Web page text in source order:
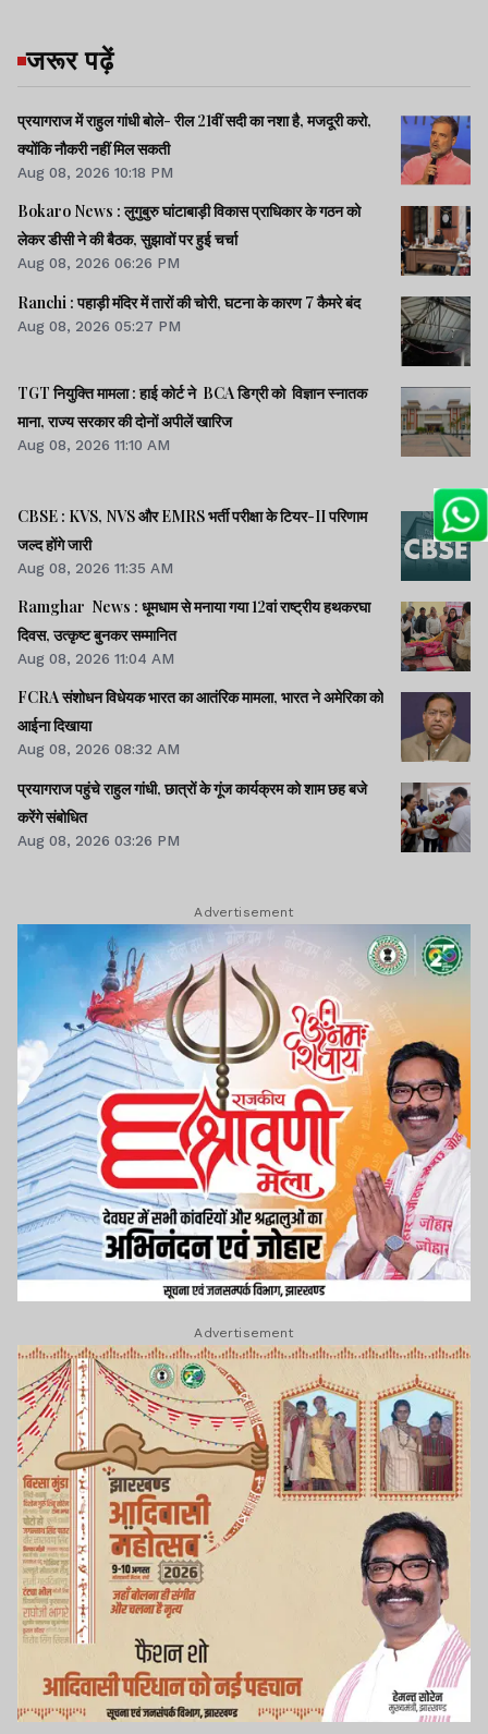
जरूर पढ़ें
प्रयागराज में राहुल गांधी बोले- रील 21वीं सदी का नशा है, मजदूरी करो,
क्योंकि नौकरी नहीं मिल सकती
Aug 08, 2026 10:18 PM
Bokaro News : लुगुबुरु घांटाबाड़ी विकास प्राधिकार के गठन को
लेकर डीसी ने की बैठक, सुझावों पर हुई चर्चा
Aug 08, 2026 06:26 PM
Ranchi : पहाड़ी मंदिर में तारों की चोरी, घटना के कारण 7 कैमरे बंद
Aug 08, 2026 05:27 PM
TGT नियुक्ति मामला : हाई कोर्ट ने BCA डिग्री को विज्ञान स्नातक
माना, राज्य सरकार की दोनों अपीलें खारिज
Aug 08, 2026 11:10 AM
CBSE : KVS, NVS और EMRS भर्ती परीक्षा के टियर-II परिणाम
जल्द होंगे जारी
Aug 08, 2026 11:35 AM
Ramghar News : धूमधाम से मनाया गया 12वां राष्ट्रीय हथकरघा
दिवस, उत्कृष्ट बुनकर सम्मानित
Aug 08, 2026 11:04 AM
FCRA संशोधन विधेयक भारत का आतंरिक मामला, भारत ने अमेरिका को
आईना दिखाया
Aug 08, 2026 08:32 AM
प्रयागराज पहुंचे राहुल गांधी, छात्रों के गूंज कार्यक्रम को शाम छह बजे
करेंगे संबोधित
Aug 08, 2026 03:26 PM
Advertisement
Advertisement